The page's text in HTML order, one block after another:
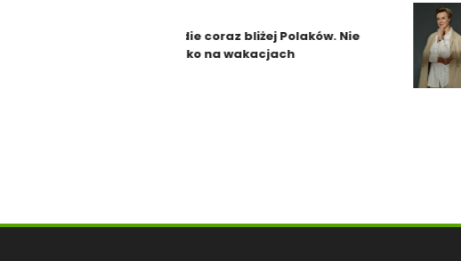
Indie coraz bliżej Polaków. Nie
tylko na wakacjach